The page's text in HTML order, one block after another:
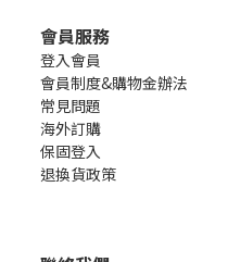
會員服務
登入會員
會員制度&購物金辦法
常見問題
海外訂購
保固登入
退換貨政策